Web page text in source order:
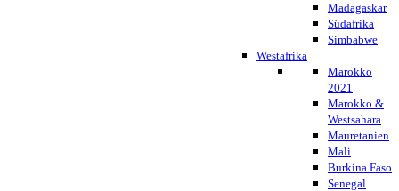
Madagaskar
Südafrika
Simbabwe
Westafrika
Marokko
2021
Marokko &
Westsahara
Mauretanien
Mali
Burkina Faso
Senegal